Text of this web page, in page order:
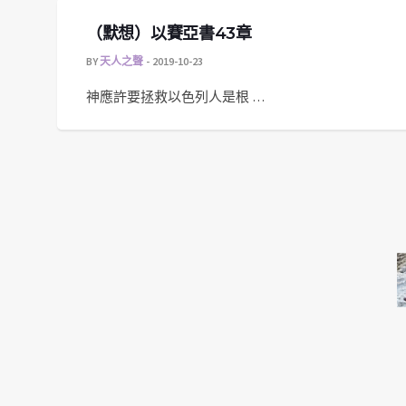
（默想）以賽亞書43章
BY天人之聲 2019-10-23
神應許要拯救以色列人是根 …